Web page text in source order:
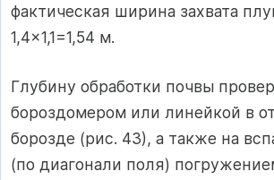
фактическая ширина захвата
1,4×1,1=1,54 м.
Глубину обработки почвы
бороздомером или линейкой в
борозде (рис. 43), а также на
(по диагонали поля)